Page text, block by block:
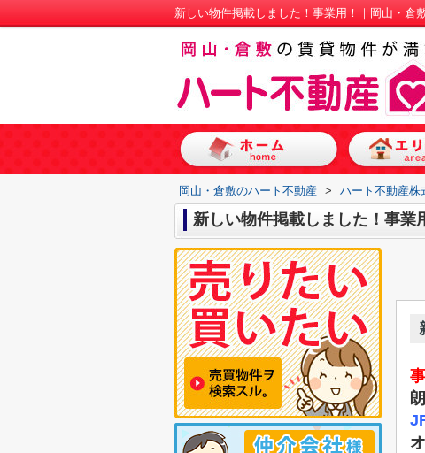
新しい物件掲載しました！事業用！｜岡山・倉
岡山・倉敷のハート不動産 > ハート不動産株
新しい物件掲載しました！事業